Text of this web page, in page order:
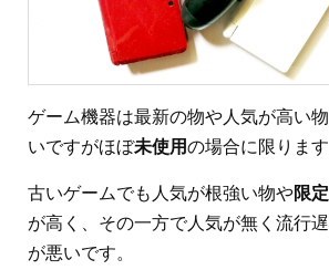
ゲーム機器は最新の物や人気が高い
いですがほぼ未使用の場合に限ります
古いゲームでも人気が根強い物や限
が高く、その一方で人気が無く流行
が悪いです。